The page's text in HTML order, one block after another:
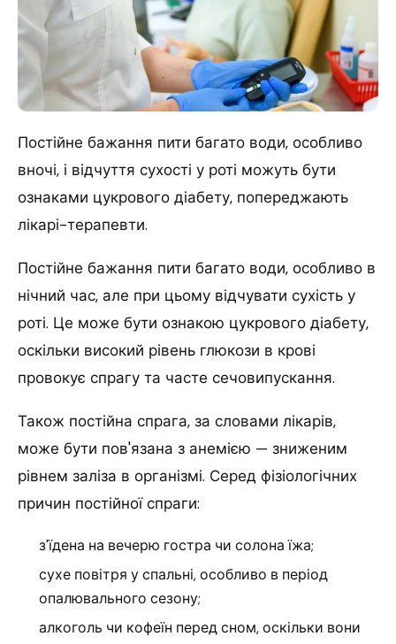
Постійне бажання пити багато води, особливо
вночі, і відчуття сухості у роті можуть бути
ознаками цукрового діабету, попереджають
лікарі-терапевти.
Постійне бажання пити багато води, особливо в
нічний час, але при цьому відчувати сухість у
роті. Це може бути ознакою цукрового діабету,
оскільки високий рівень глюкози в крові
провокує спрагу та часте сечовипускання.
Також постійна спрага, за словами лікарів,
може бути пов'язана з анемією — зниженим
рівнем заліза в організмі. Серед фізіологічних
причин постійної спраги:
з'їдена на вечерю гостра чи солона їжа;
сухе повітря у спальні, особливо в період
опалювального сезону;
алкоголь чи кофеїн перед сном, оскільки вони